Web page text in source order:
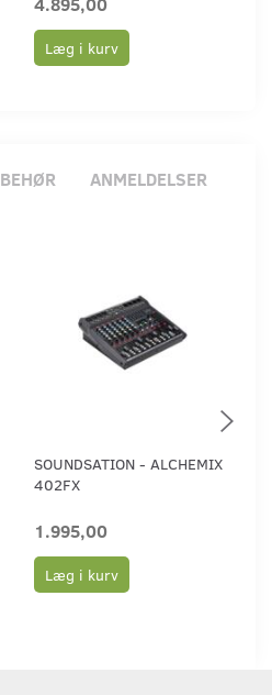
Læg i kurv
ANMELDELSER
SOUNDSATION - ALCHEMIX
402FX
1.995,00
Læg i kurv